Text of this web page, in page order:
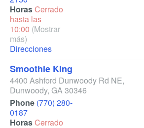
HorasCerrado
hasta las
10:00 (Mostrar
más)
Direcciones
Smoothie King
4400 Ashford Dunwoody Rd NE,
Dunwoody, GA30346
Phone (770) 280-
0187
HorasCerrado